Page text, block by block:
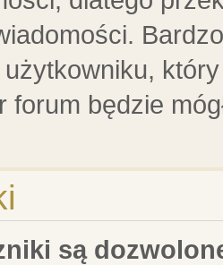
forum będzie
są